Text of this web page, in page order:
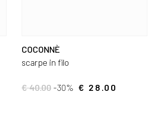
COCONNÈ
scarpe in filo
€ 40.00-30% € 28.00